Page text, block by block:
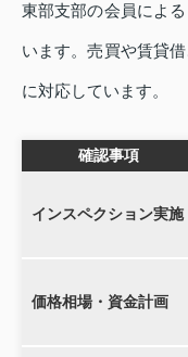
東部支部の会員によ
います。売買や賃貸
に対応しています。
確認事項
インスペクション実施
価格相場・資金計画